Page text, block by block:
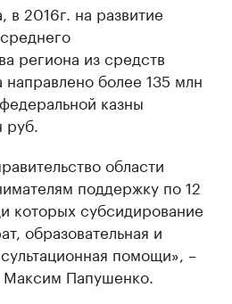
2016г. на развитие
региона из средств
более 135 млн
казны
области
поддержку по 12
которых субсидирование
образовательная и
помощи», –
Максим Папушенко.